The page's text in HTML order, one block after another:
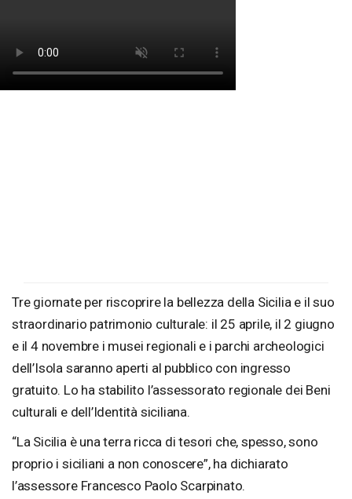
Tre giornate per riscoprire la bellezza della Sicilia e il suo
straordinario patrimonio culturale: il 25 aprile, il 2 giugno
e il 4 novembre i musei regionali e i parchi archeologici
dell’Isola saranno aperti al pubblico con ingresso
gratuito. Lo ha stabilito l’assessorato regionale dei Beni
culturali e dell’Identità siciliana.
“La Sicilia è una terra ricca di tesori che, spesso, sono
proprio i siciliani a non conoscere”, ha dichiarato
l’assessore Francesco Paolo Scarpinato.